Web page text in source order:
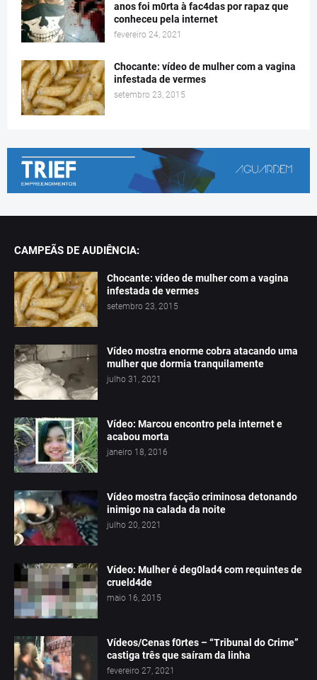
anos foi m0rta à fac4das por rapaz que
conheceu pela internet
fevereiro 24, 2021
Chocante: vídeo de mulher com a vagina
infestada de vermes
setembro 23, 2015
CAMPEÃS DE AUDIÊNCIA:
Chocante: vídeo de mulher com a vagina
infestada de vermes
setembro 23, 2015
Vídeo mostra enorme cobra atacando uma
mulher que dormia tranquilamente
julho 31, 2021
Vídeo: Marcou encontro pela internet e
acabou morta
janeiro 18, 2016
Vídeo mostra facção criminosa detonando
inimigo na calada da noite
julho 20, 2021
Vídeo: Mulher é deg0lad4 com requintes de
crueld4de
maio 16, 2015
Vídeos/Cenas f0rtes – “Tribunal do Crime”
castiga três que saíram da linha
fevereiro 27, 2021